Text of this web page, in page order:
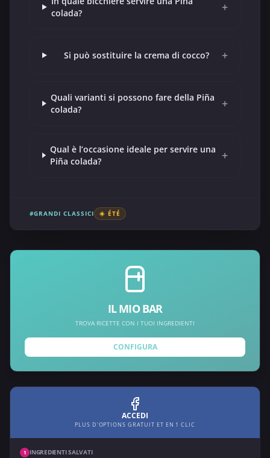
colada?
+
Si può sostituire la crema di cocco? +
Quali varianti si possono fare della Piña
colada?
+
Qual è l’occasione ideale per servire una
Piña colada?
+
#GRANDI CLASSICI ☀️ ÉTÉ
IL MIO BAR
TROVA RICETTE CON I TUOI INGREDIENTI
CONFIGURA
ACCEDI
PLUS D'OPTIONS GRATUIT ET EN 1 CLIC
1 INGREDIENTI SALVATI